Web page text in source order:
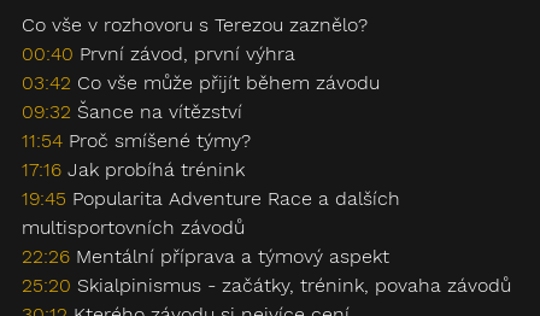
Co vše v rozhovoru s Terezou zaznělo?
00:40 První závod, první výhra
03:42 Co vše může přijít během závodu
09:32 Šance na vítězství
11:54 Proč smíšené týmy?
17:16 Jak probíhá trénink
19:45 Popularita Adventure Race a dalších
multisportovních závodů
22:26 Mentální příprava a týmový aspekt
25:20 Skialpinismus - začátky, trénink, povaha závodů